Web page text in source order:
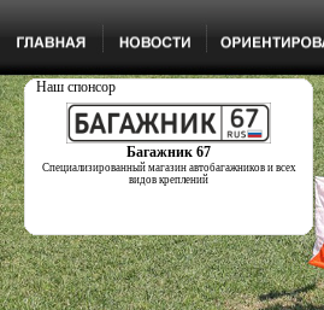
Наш спонсор
Багажник 67
Специализированный магазин автобагажников и всех
видов креплений